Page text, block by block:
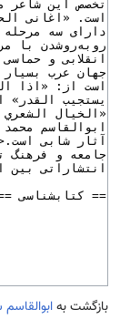
بازگشت به